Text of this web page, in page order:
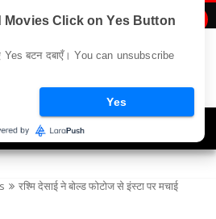
रश्मि देसाई ने बोल्ड फोटोज से इंस्टा पर मचाई
Movies Click on Yes Button
बटन दबाएँ। You can unsubscribe
Yes